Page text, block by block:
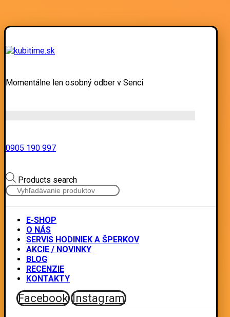
Momentálne len osobný odber v Senci
0905 190 997
Products search
E-SHOP
O NÁS
SERVIS HODINIEK A ŠPERKOV
AKCIE / NOVINKY
BLOG
RECENZIE
KONTAKTY
Facebook Instagram